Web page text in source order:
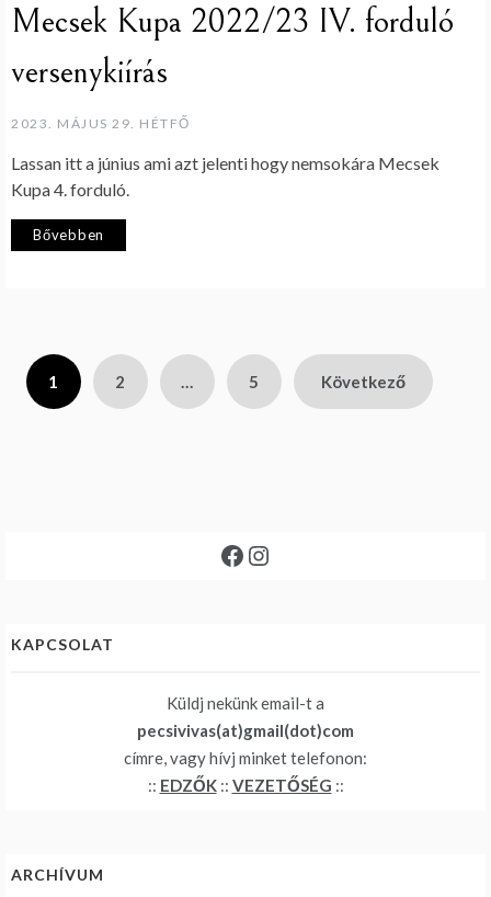
Mecsek Kupa 2022/23 IV. forduló
versenykiírás
2023. MÁJUS 29. HÉTFŐ
Lassan itt a június ami azt jelenti hogy nemsokára Mecsek
Kupa 4. forduló.
Bővebben
1 2 … 5 Következő
Facebook
Instagram
KAPCSOLAT
Küldj nekünk email-t a
pecsivivas(at)gmail(dot)com
címre, vagy hívj minket telefonon:
:: EDZŐK:: VEZETŐSÉG ::
ARCHÍVUM